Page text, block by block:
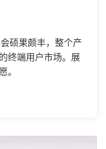
硕果颇丰，整个产
终端用户市场。展
。